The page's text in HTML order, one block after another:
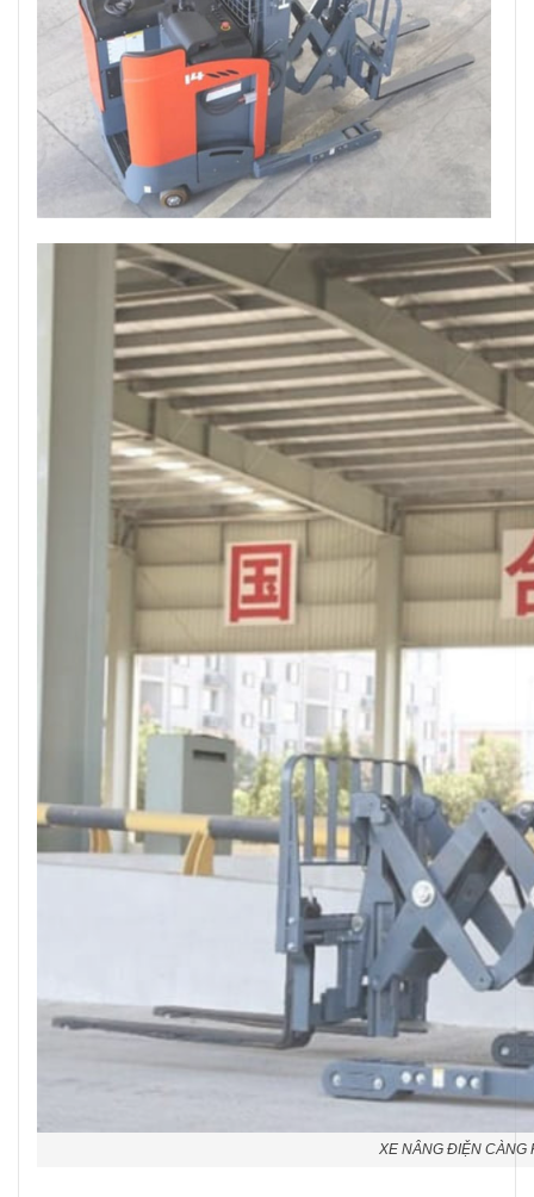
XE NÂNG ĐIỆN CÀNG